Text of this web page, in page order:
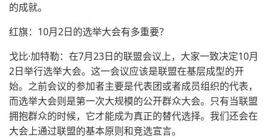
的成就。
红旗：10月2日的选举大会有多重要？
戈比·加特勒：在7月23日的联盟会议上，大家一致决定10月
2日举行选举大会。这一会议应该是联盟在基层成型的开
始。之前会议的参加者主要是代表团或者成员组织的代表，
而选举大会则是第一次大规模的公开群众大会。只有当联盟
拥抱群众的时候，它才能成为真正的替代选择。我们还会在
大会上通过联盟的基本原则和竞选宣言。